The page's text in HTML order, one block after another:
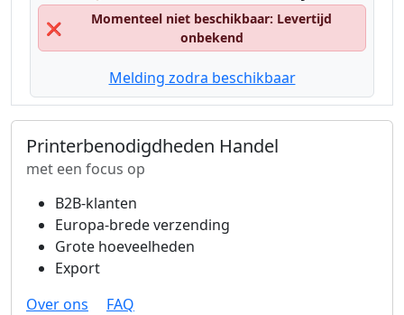
❌
Momenteel niet beschikbaar: Levertijd
onbekend
Melding zodra beschikbaar
Printerbenodigdheden Handel
met een focus op
B2B-klanten
Europa-brede verzending
Grote hoeveelheden
Export
Over ons
FAQ